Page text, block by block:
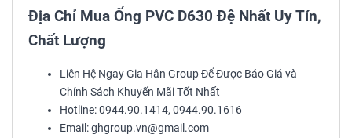
Địa Chỉ Mua Ống PVC D630 Đệ Nhất Uy Tín,
Chất Lượng
Liên Hệ Ngay Gia Hân Group Để Được Báo Giá và
Chính Sách Khuyến Mãi Tốt Nhất
Hotline: 0944.90.1414, 0944.90.1616
Email: ghgroup.vn@gmail.com